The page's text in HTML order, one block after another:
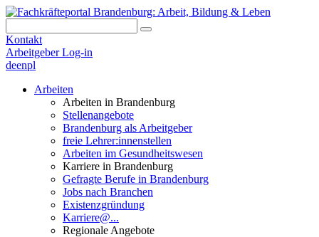
Kontakt
Arbeitgeber Log-in
deenpl
Arbeiten
Arbeiten in Brandenburg
Stellenangebote
Brandenburg als Arbeitgeber
freie Lehrer:innenstellen
Arbeiten im Gesundheitswesen
Karriere in Brandenburg
Gefragte Berufe in Brandenburg
Jobs nach Branchen
Existenzgründung
Karriere@...
Regionale Angebote